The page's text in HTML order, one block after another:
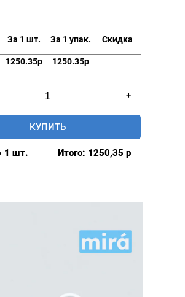
За 1 шт. За 1 упак. Скидка
1250.35р 1250.35р
товара
Люверсы
глянцевые
+
КУПИТЬ
1 шт. Итого: 1250,35 р